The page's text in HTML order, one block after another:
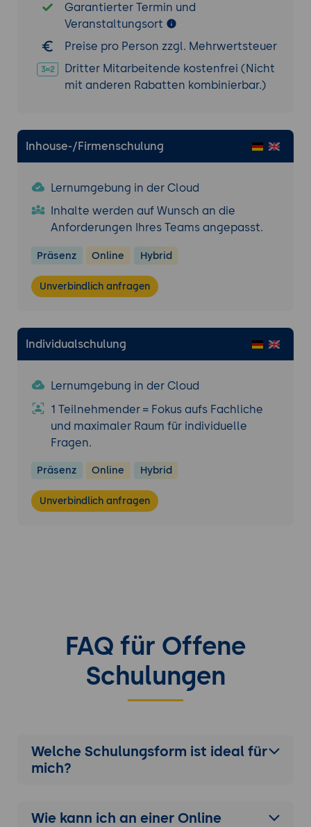
Garantierter Termin und
Veranstaltungsort
Preise pro Person zzgl. Mehrwertsteuer
Dritter Mitarbeitende kostenfrei (Nicht
mit anderen Rabatten kombinierbar.)
Inhouse-/Firmenschulung
Lernumgebung in der Cloud
Inhalte werden auf Wunsch an die
Anforderungen Ihres Teams angepasst.
Präsenz Online Hybrid
Unverbindlich anfragen
Individualschulung
Lernumgebung in der Cloud
1 Teilnehmender = Fokus aufs Fachliche
und maximaler Raum für individuelle
Fragen.
Präsenz Online Hybrid
Unverbindlich anfragen
FAQ für Offene
Schulungen
Welche Schulungsform ist ideal für
mich?
Wie kann ich an einer Online